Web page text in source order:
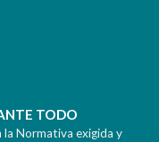
TODO
Normativa exigida y